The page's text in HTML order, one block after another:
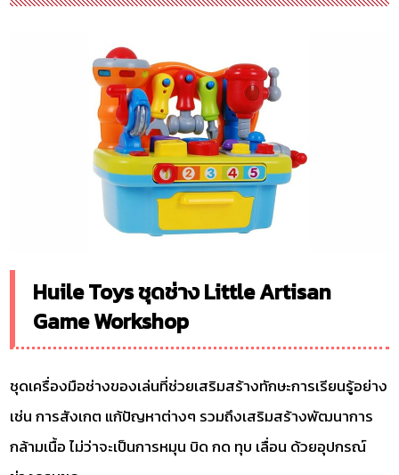
Huile Toys ชุดช่าง Little Artisan
Game Workshop
ชุดเครื่องมือช่างของเล่นที่ช่วยเสริมสร้างทักษะการเรียนรู้อย่าง
เช่น การสังเกต แก้ปัญหาต่างๆ รวมถึงเสริมสร้างพัฒนาการ
กล้ามเนื้อ ไม่ว่าจะเป็นการหมุน บิด กด ทุบ เลื่อน ด้วยอุปกรณ์